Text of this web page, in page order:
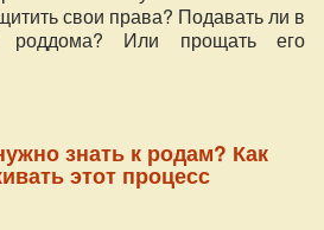
свои права? Подавать ли в
Или прощать его
праву - Руслан Трофимов
знать к родам? Как
этот процесс